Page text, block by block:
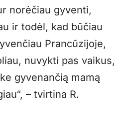
norėčiau gyventi,
ir todėl, kad būčiau
Prancūzijoje,
nuvykti pas vaikus,
gyvenančią mamą
– tvirtina R.